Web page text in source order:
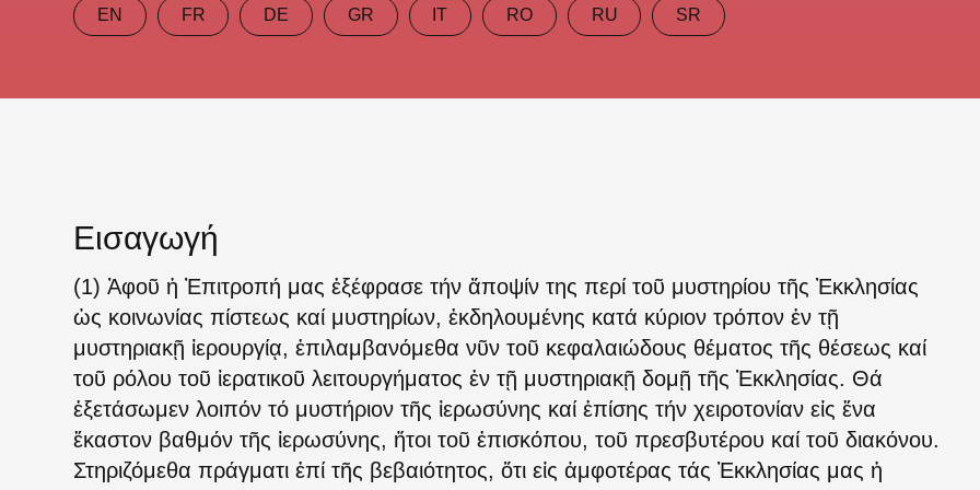
EN FR DE GR IT RO RU SR
Εισαγωγή
(1) Ἀφοῦ ἡ Ἐπιτροπή μας ἐξέφρασε τήν ἄποψίν της περί τοῦ μυστηρίου τῆς Ἐκκλησίας
ὡς κοινωνίας πίστεως καί μυστηρίων, ἐκδηλουμένης κατά κύριον τρόπον ἐν τῇ
μυστηριακῇ ἱερουργίᾳ, ἐπιλαμβανόμεθα νῦν τοῦ κεφαλαιώδους θέματος τῆς θέσεως καί
τοῦ ρόλου τοῦ ἱερατικοῦ λειτουργήματος ἐν τῇ μυστηριακῇ δομῇ τῆς Ἐκκλησίας. Θά
ἐξετάσωμεν λοιπόν τό μυστήριον τῆς ἱερωσύνης καί ἐπίσης τήν χειροτονίαν εἰς ἕνα
ἕκαστον βαθμόν τῆς ἱερωσύνης, ἤτοι τοῦ ἐπισκόπου, τοῦ πρεσβυτέρου καί τοῦ διακόνου.
Στηριζόμεθα πράγματι ἐπί τῆς βεβαιότητος, ὅτι εἰς ἀμφοτέρας τάς Ἐκκλησίας μας ἡ